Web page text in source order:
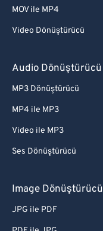
MOV ile MP4
Video Dönüştürücü
Audio Dönüştürücü
MP3 Dönüştürücü
MP4 ile MP3
Video ile MP3
Ses Dönüştürücü
Image Dönüştürücü
JPG ile PDF